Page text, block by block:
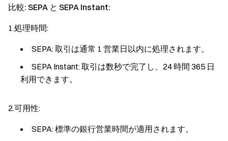
比較: SEPA と SEPA Instant:
1.処理時間:
SEPA: 取引は通常 1 営業日以内に処理されます。
SEPA Instant: 取引は数秒で完了し、24 時間 365 日
利用できます。
2.可用性:
SEPA: 標準の銀行営業時間が適用されます。